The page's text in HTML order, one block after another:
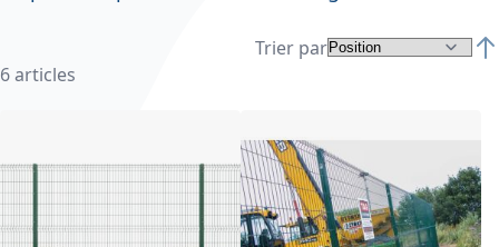
6articles
Trier par